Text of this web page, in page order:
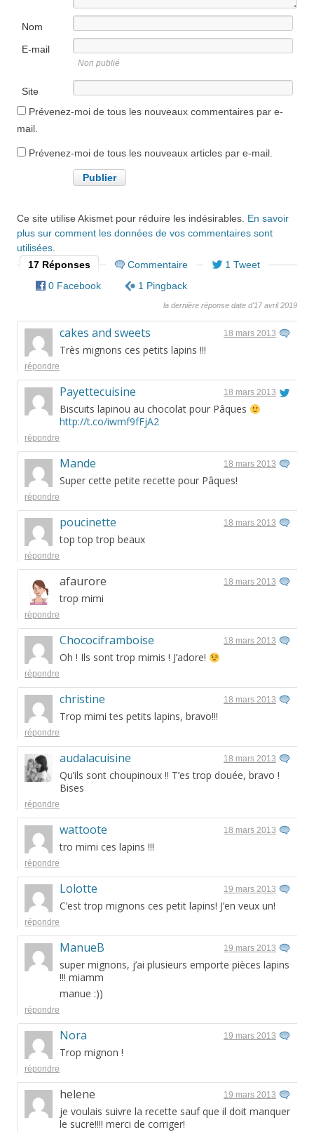
Nom
E-mail
Non publié
Site
internet
Prévenez-moi de tous les nouveaux commentaires par e-
mail.
Prévenez-moi de tous les nouveaux articles par e-mail.
Ce site utilise Akismet pour réduire les indésirables. En savoir
plus sur comment les données de vos commentaires sont
utilisées
17 Réponses
Commentaire
1 Tweet
0 Facebook
1 Pingback
la dernière réponse date d'17 avril 2019
cakes and sweets 18 mars 2013
Très mignons ces petits lapins !!!
répondre
Payettecuisine 18 mars 2013
Biscuits lapinou au chocolat pour Pâques
http://t.co/iwmf9fFjA2
répondre
Mande 18 mars 2013
Super cette petite recette pour Pâques!
répondre
poucinette 18 mars 2013
top top trop beaux
répondre
afaurore 18 mars 2013
trop mimi
répondre
Chocociframboise 18 mars 2013
Oh ! Ils sont trop mimis ! J’adore!
répondre
christine 18 mars 2013
Trop mimi tes petits lapins, bravo!!!
répondre
audalacuisine 18 mars 2013
Qu’ils sont choupinoux !! T’es trop douée, bravo !
Bises
répondre
wattoote 18 mars 2013
tro mimi ces lapins !!!
répondre
Lolotte 19 mars 2013
C’est trop mignons ces petit lapins! J’en veux un!
répondre
ManueB 19 mars 2013
super mignons, j’ai plusieurs emporte pièces lapins
!!! miamm
manue :))
répondre
Nora 19 mars 2013
Trop mignon !
répondre
helene 19 mars 2013
je voulais suivre la recette sauf que il doit manquer
le sucre!!!! merci de corriger!